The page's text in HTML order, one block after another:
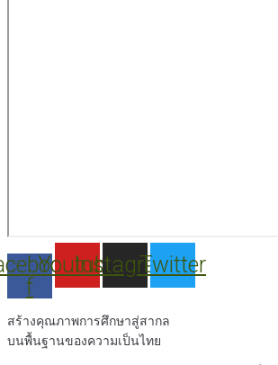
f
Youtube
Instagram
Twitter
สร้างคุณภาพการศึกษาสู่สากล
บนพื้นฐานของความเป็นไทย